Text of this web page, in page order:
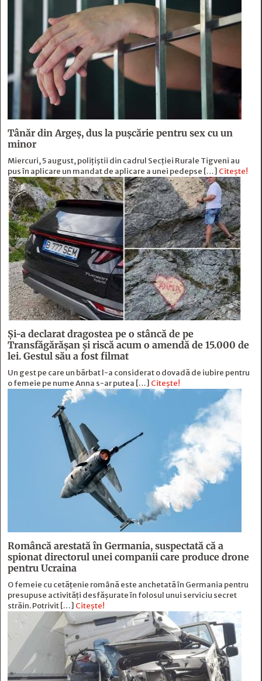
Tânăr din Argeș, dus la pușcărie pentru sex cu un
minor
Miercuri, 5 august, polițiștii din cadrul Secției Rurale Tigveni au
pus în aplicare un mandat de aplicare a unei pedepse […] Citește!
Și-a declarat dragostea pe o stâncă de pe
Transfăgărășan și riscă acum o amendă de 15.000 de
lei. Gestul său a fost filmat
Un gest pe care un bărbat l-a considerat o dovadă de iubire pentru
o femeie pe nume Anna s-ar putea […] Citește!
Româncă arestată în Germania, suspectată că a
spionat directorul unei companii care produce drone
pentru Ucraina
O femeie cu cetățenie română este anchetată în Germania pentru
presupuse activități desfășurate în folosul unui serviciu secret
străin. Potrivit […] Citește!